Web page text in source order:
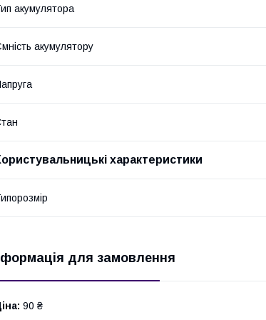
акумулятора
акумулятору
характеристики
для замовлення
90 ₴